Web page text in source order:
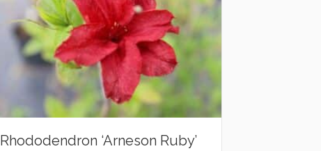
Rhododendron ‘Arneson Ruby’